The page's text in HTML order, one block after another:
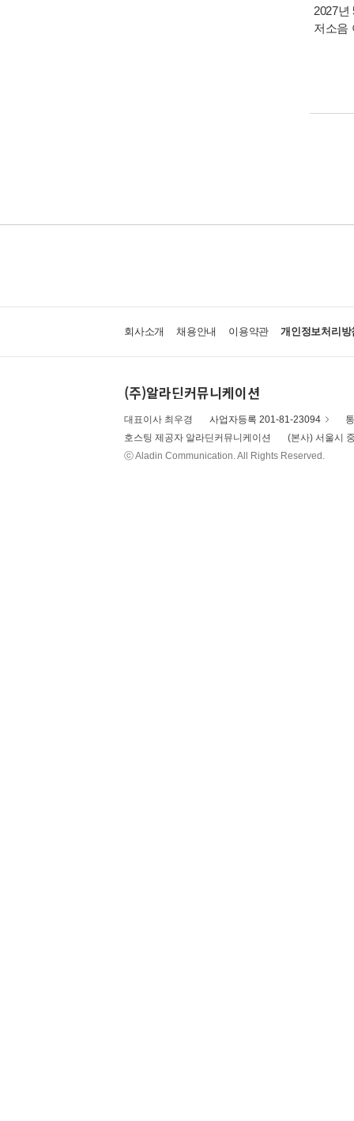
2027년
저소음
회사소개 채용안내 이용약관 개인정보처리방
(주)알라딘커뮤니케이션
대표이사 최우경 사업자등록 201-81-23094
호스팅 제공자 알라딘커뮤니케이션
(본사) 서울시
ⓒ Aladin Communication. All Rights Reserved.